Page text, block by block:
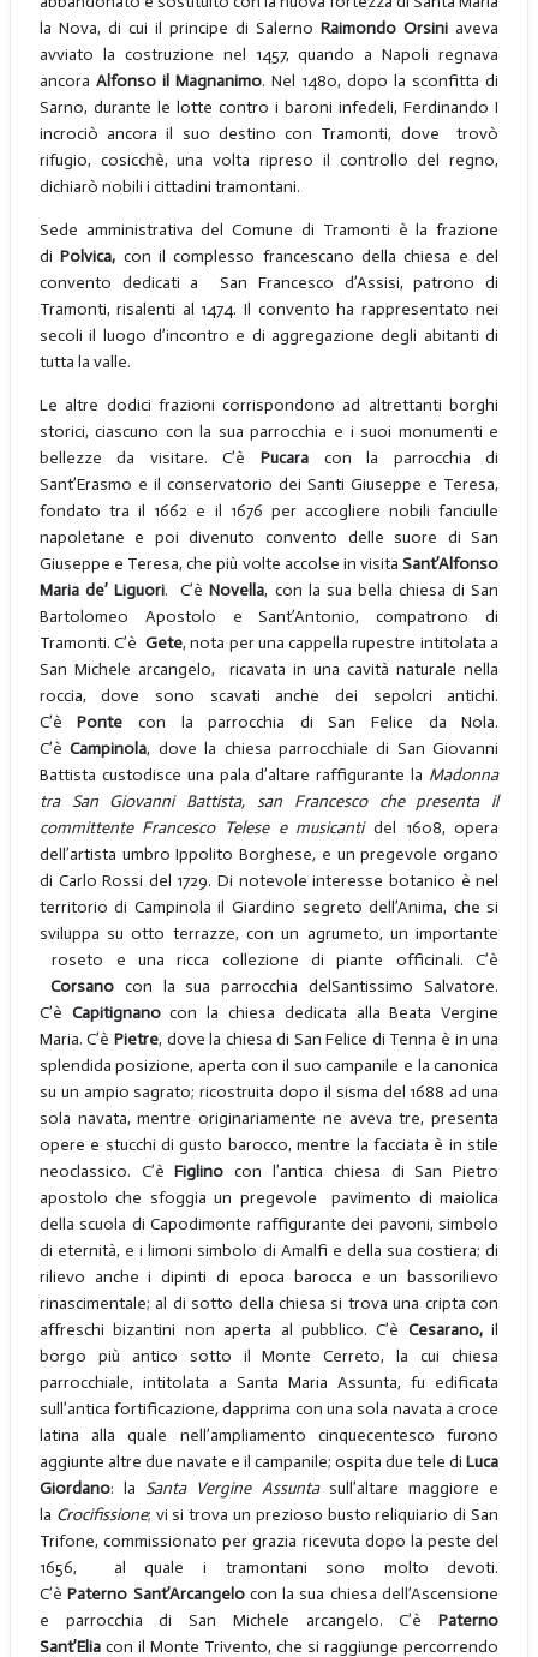
la Nova, di cui il principe di SalernoRaimondo Orsini aveva
avviato la costruzione nel 1457, quando a Napoli regnava
ancora Alfonso il Magnanimo. Nel 1480, dopo la sconfitta di
Sarno, durante le lotte contro i baroni infedeli, Ferdinando I
incrociò ancora il suo destino con Tramonti, dove trovò
rifugio, cosicchè, una volta ripreso il controllo del regno,
dichiarò nobili i cittadini tramontani.
Sede amministrativa del Comune di Tramonti è la frazione
diPolvica, con il complesso francescano della chiesa e del
convento dedicati a San Francesco d’Assisi, patrono di
Tramonti, risalenti al 1474. Il convento ha rappresentato nei
secoli il luogo d’incontro e di aggregazione degli abitanti di
tutta la valle.
Le altre dodici frazioni corrispondono ad altrettanti borghi
storici, ciascuno con la sua parrocchia e i suoi monumenti e
bellezze da visitare. C’è Pucara con la parrocchia di
Sant’Erasmo e il conservatorio dei Santi Giuseppe e Teresa,
fondato tra il 1662 e il 1676 per accogliere nobili fanciulle
napoletane e poi divenuto convento delle suore di San
Giuseppe e Teresa, che più volte accolse in visitaSant’Alfonso
Maria de’ Liguori. C’èNovella, con la sua bella chiesa di San
Bartolomeo Apostolo e Sant’Antonio, compatrono di
Tramonti. C’è Gete, nota per una cappella rupestre intitolata a
San Michele arcangelo, ricavata in una cavità naturale nella
roccia, dove sono scavati anche dei sepolcri antichi.
C’èPontecon la parrocchia di San Felice da Nola.
C’èCampinola, dove la chiesa parrocchiale di San Giovanni
Battista custodisce una pala d’altare raffigurante la Madonna
tra San Giovanni Battista, san Francesco che presenta il
committente Francesco Telese e musicanti del 1608, opera
dell’artista umbro Ippolito Borghese, e un pregevole organo
di Carlo Rossi del 1729. Di notevole interesse botanico è nel
territorio di Campinola il Giardino segreto dell’Anima, che si
sviluppa su otto terrazze, con un agrumeto, un importante
roseto e una ricca collezione di piante officinali. C’è
Corsano con la sua parrocchia delSantissimo Salvatore.
C’è Capitignanocon la chiesa dedicata alla Beata Vergine
Maria. C’è Pietre, dove la chiesa di San Felice di Tenna è in una
splendida posizione, aperta con il suo campanile e la canonica
su un ampio sagrato; ricostruita dopo il sisma del 1688 ad una
sola navata, mentre originariamente ne aveva tre, presenta
opere e stucchi di gusto barocco, mentre la facciata è in stile
neoclassico. C’èFiglino con l’antica chiesa di San Pietro
apostolo che sfoggia un pregevole pavimento di maiolica
della scuola di Capodimonte raffigurante dei pavoni, simbolo
di eternità, e i limoni simbolo di Amalfi e della sua costiera; di
rilievo anche i dipinti di epoca barocca e un bassorilievo
rinascimentale; al di sotto della chiesa si trova una cripta con
affreschi bizantini non aperta al pubblico. C’è Cesarano,il
borgo più antico sotto il Monte Cerreto, la cui chiesa
parrocchiale, intitolata a Santa Maria Assunta, fu edificata
sull’antica fortificazione,dapprima con una sola navata a croce
latina alla quale nell’ampliamento cinquecentesco furono
aggiunte altre due navate e il campanile; ospita due tele diLuca
Giordano: laSanta Vergine Assunta sull’altare maggiore e
la Crocifissione; vi si trova un prezioso busto reliquiario di San
Trifone, commissionato per grazia ricevuta dopo la peste del
1656, al quale i tramontani sono molto devoti.
C’èPaterno Sant’Arcangelocon la sua chiesa dell’Ascensione
e parrocchia di San Michele arcangelo. C’èPaterno
Sant’Eliacon il Monte Trivento, che si raggiunge percorrendo